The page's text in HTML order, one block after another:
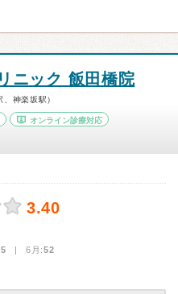
ニック 飯田橋院
神楽坂駅）
オンライン診療対応
3.40
| 6月:52